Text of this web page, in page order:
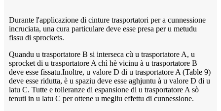
Durante l'applicazione di cinture trasportatori per a cunnessione
incruciata, una cura particulare deve esse presa per u metudu
fissu di sprockets.
Quandu u trasportatore B si interseca cù u trasportatore A, u
sprocket di u trasportatore A chì hè vicinu à u trasportatore B
deve esse fissatu.Inoltre, u valore D di u trasportatore A (Table 9)
deve esse ridutta, è u spaziu deve esse aghjuntu à u valore D di u
latu C. Tutte e tolleranze di espansione di u trasportatore A sò
tenuti in u latu C per ottene u megliu effettu di cunnessione.